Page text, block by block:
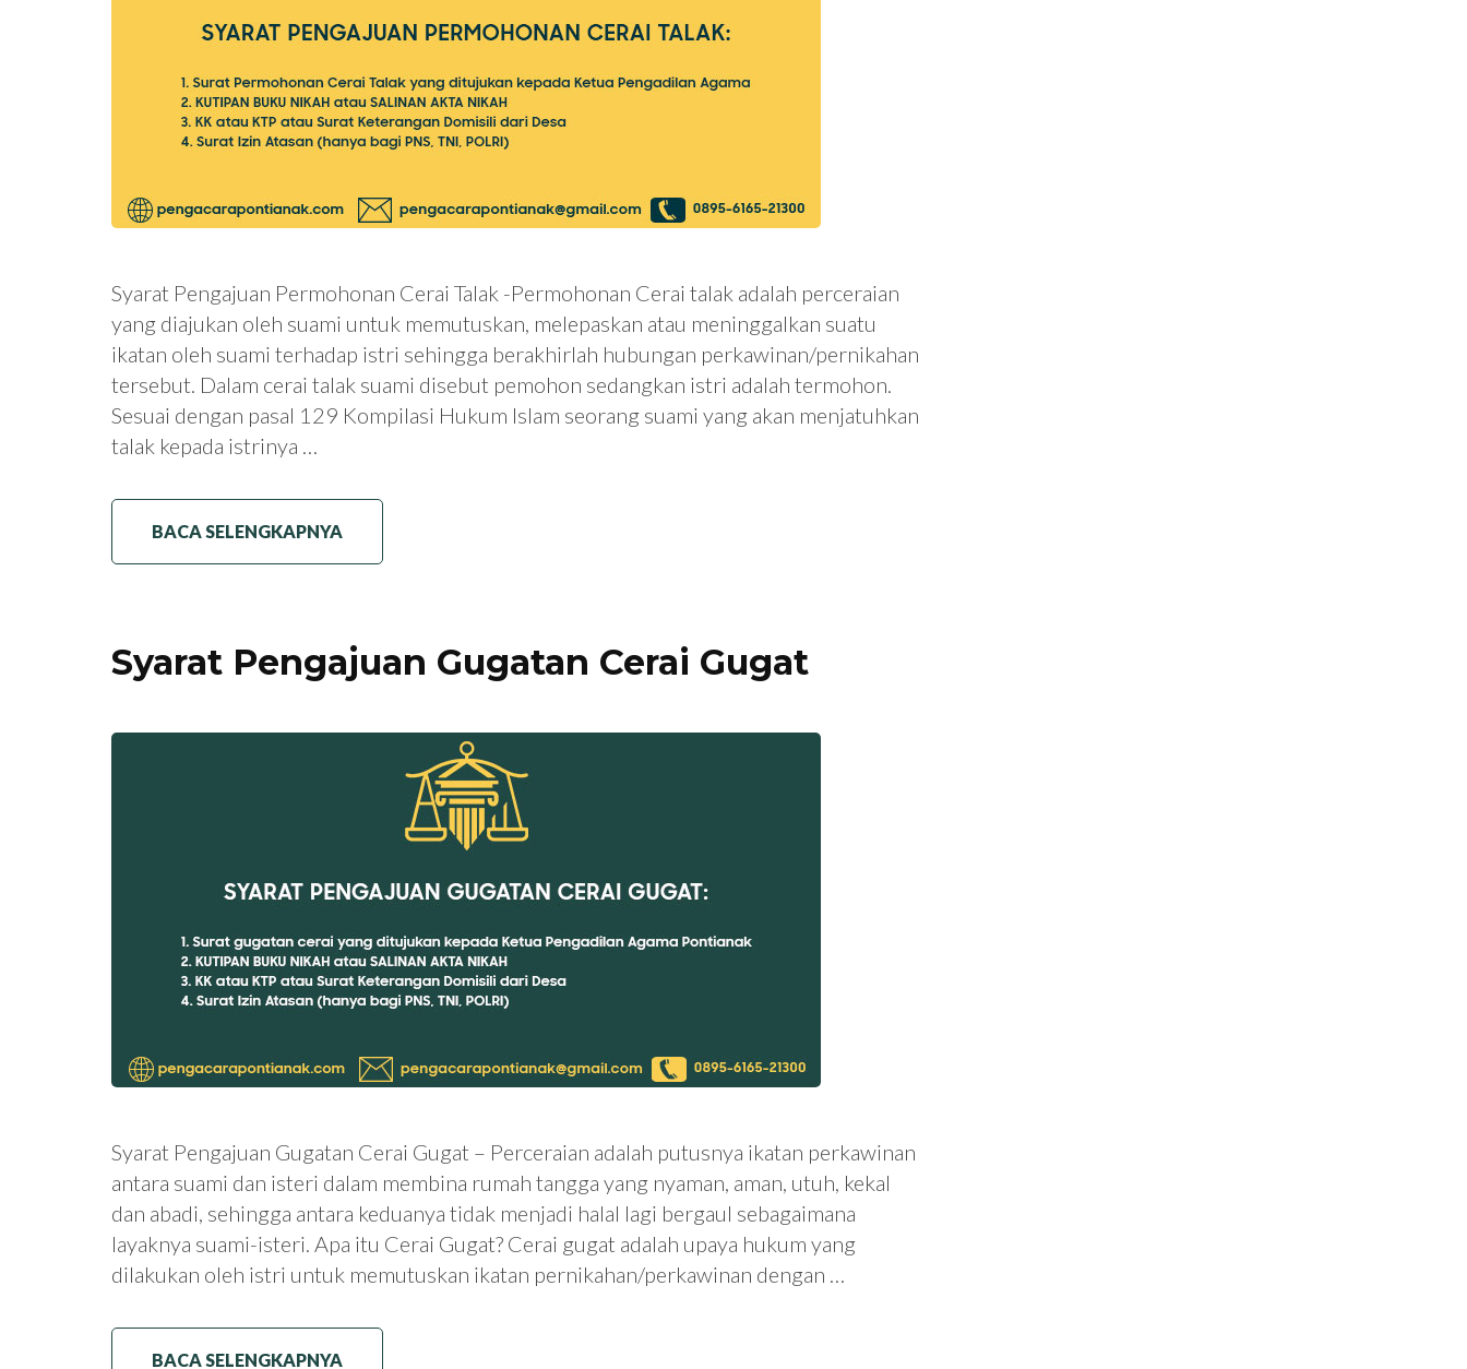
Syarat Pengajuan Permohonan Cerai Talak -Permohonan Cerai talak adalah perceraian
yang diajukan oleh suami untuk memutuskan, melepaskan atau meninggalkan suatu
ikatan oleh suami terhadap istri sehingga berakhirlah hubungan perkawinan/pernikahan
tersebut. Dalam cerai talak suami disebut pemohon sedangkan istri adalah termohon.
Sesuai dengan pasal 129 Kompilasi Hukum Islam seorang suami yang akan menjatuhkan
talak kepada istrinya …
BACA SELENGKAPNYA
Syarat Pengajuan Gugatan Cerai Gugat
Syarat Pengajuan Gugatan Cerai Gugat – Perceraian adalah putusnya ikatan perkawinan
antara suami dan isteri dalam membina rumah tangga yang nyaman, aman, utuh, kekal
dan abadi, sehingga antara keduanya tidak menjadi halal lagi bergaul sebagaimana
layaknya suami-isteri. Apa itu Cerai Gugat? Cerai gugat adalah upaya hukum yang
dilakukan oleh istri untuk memutuskan ikatan pernikahan/perkawinan dengan …
BACA SELENGKAPNYA